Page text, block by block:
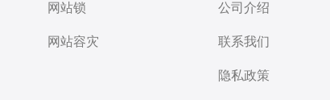
网站锁
网站容灾
公司介绍
联系我们
隐私政策